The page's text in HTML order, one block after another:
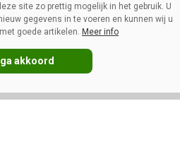
ondanks vakantietijd
site zo prettig mogelijk in het gebruik. U
gegevens in te voeren en kunnen wij u
goede artikelen. Meer info
ga akkoord